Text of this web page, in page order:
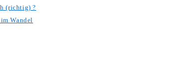
(richtig) ?
Wandel